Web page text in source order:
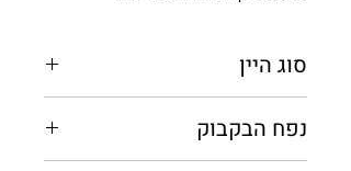
סוג היין
נפח הבקבוק